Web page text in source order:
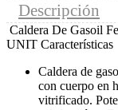
Descripción
Caldera De Gasoil
UNIT Características
Caldera de
con cuerpo en
vitrificado.